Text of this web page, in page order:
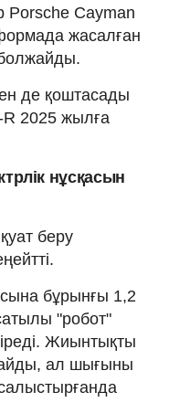
Porsche Cayman
жасалған
де қоштасады
2025 жылға
нұсқасын
беру
бұрынғы 1,2
"робот"
Жиынтықты
ал шығыны